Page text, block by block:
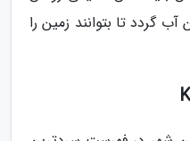
آب گردد تا بتوانند زمین را